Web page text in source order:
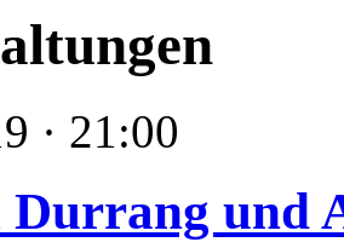
· 21:00
Durrang und